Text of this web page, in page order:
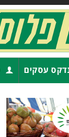
עסקים